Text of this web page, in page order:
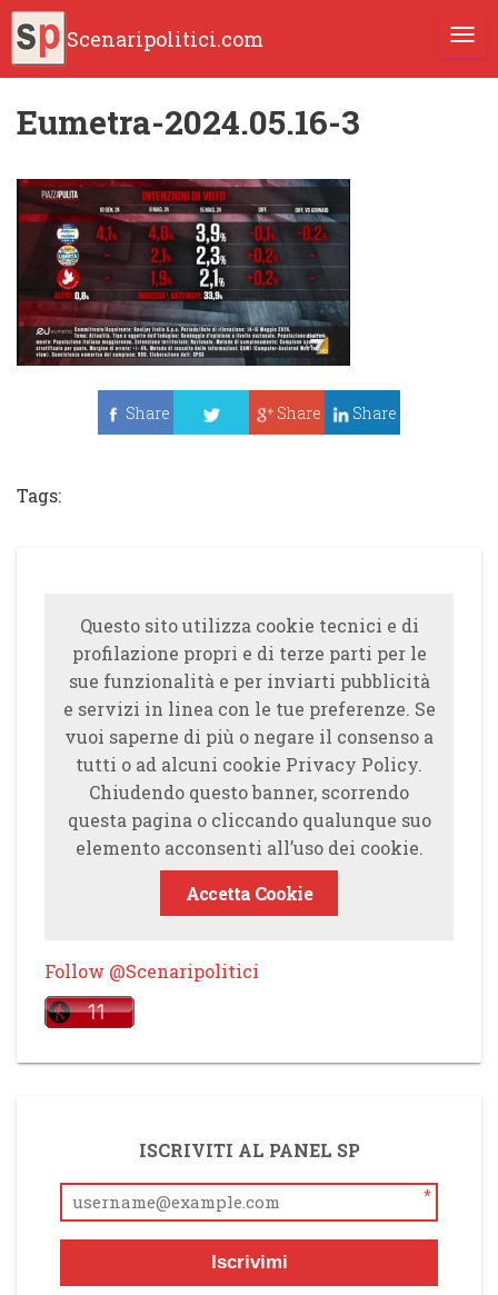
Scenaripolitici.com
Eumetra-2024.05.16-3
Share
Share Share
Tags:
Questo sito utilizza cookie tecnici e di
profilazione propri e di terze parti per le
sue funzionalità e per inviarti pubblicità
e servizi in linea con le tue preferenze. Se
vuoi saperne di più o negare il consenso a
tutti o ad alcuni cookie Privacy Policy.
Chiudendo questo banner, scorrendo
questa pagina o cliccando qualunque suo
elemento acconsenti all’uso dei cookie.
Accetta Cookie
Follow @Scenaripolitici
ISCRIVITI AL PANEL SP
*
Iscrivimi